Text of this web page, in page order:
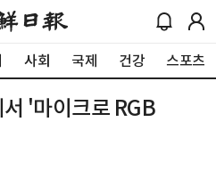
사회 국제 건강 스포츠
'마이크로 RGB